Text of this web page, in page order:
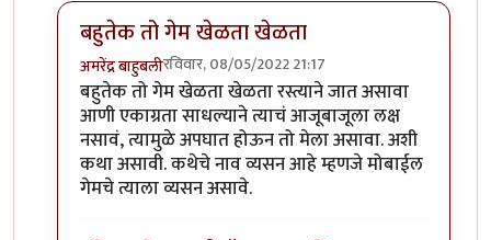
बहुतेक तो गेम खेळता खेळता
अमरेंद्र बाहुबलीरविवार, 08/05/2022 21:17
In reply toस्मार्टफोन आडव्याचा उभा केलाbynutanm
बहुतेक तो गेम खेळता खेळता रस्त्याने जात असावा
आणी एकाग्रता साधल्याने त्याचं आजूबाजूला लक्ष
नसावं, त्यामुळे अपघात होऊन तो मेला असावा. अशी
कथा असावी. कथेचे नाव व्यसन आहे म्हणजे मोबाईल
गेमचे त्याला व्यसन असावे.